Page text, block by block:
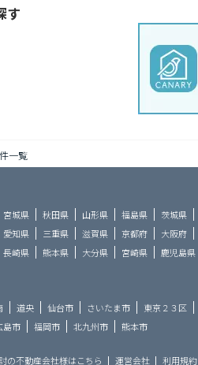
す
一覧
宮城県 秋田県 山形県 福島県 茨城県
愛知県 三重県 滋賀県 京都府 大阪府
長崎県 熊本県 大分県 宮崎県 鹿児島県
道央 仙台市 さいたま市 東京２３区
島市 福岡市 北九州市 熊本市
の不動産会社様はこちら 運営会社 利用規約